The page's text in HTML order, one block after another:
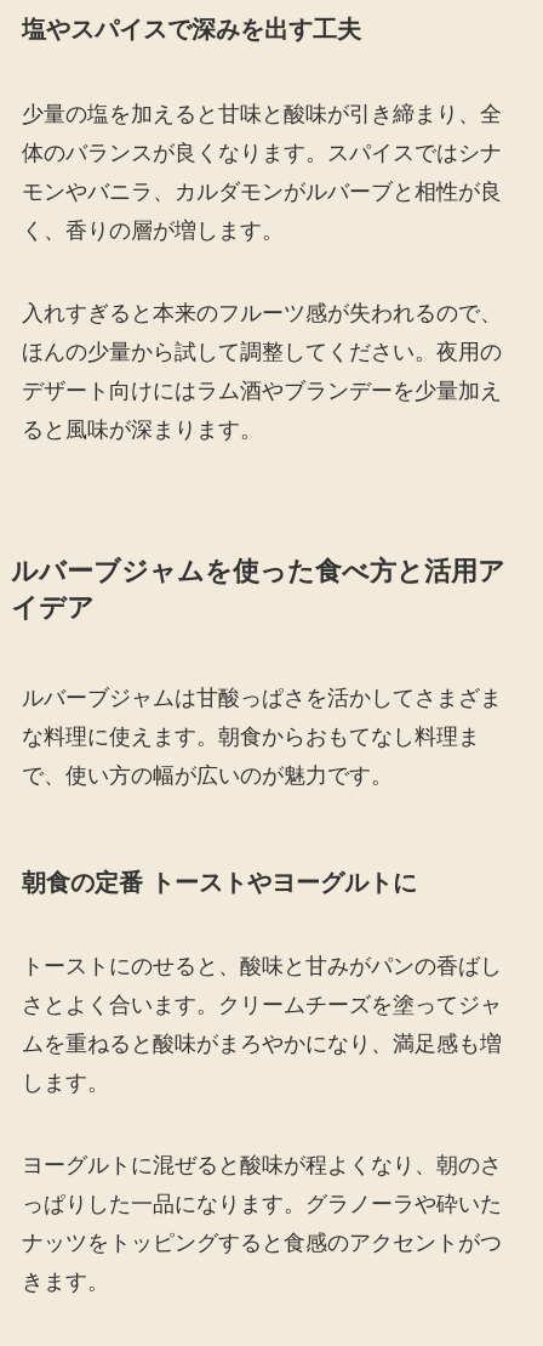
塩やスパイスで深みを出す工夫
少量の塩を加えると甘味と酸味が引き締まり、全
体のバランスが良くなります。スパイスではシナ
モンやバニラ、カルダモンがルバーブと相性が良
く、香りの層が増します。
入れすぎると本来のフルーツ感が失われるので、
ほんの少量から試して調整してください。夜用の
デザート向けにはラム酒やブランデーを少量加え
ると風味が深まります。
ルバーブジャムを使った食べ方と活用ア
イデア
ルバーブジャムは甘酸っぱさを活かしてさまざま
な料理に使えます。朝食からおもてなし料理ま
で、使い方の幅が広いのが魅力です。
朝食の定番 トーストやヨーグルトに
トーストにのせると、酸味と甘みがパンの香ばし
さとよく合います。クリームチーズを塗ってジャ
ムを重ねると酸味がまろやかになり、満足感も増
します。
ヨーグルトに混ぜると酸味が程よくなり、朝のさ
っぱりした一品になります。グラノーラや砕いた
ナッツをトッピングすると食感のアクセントがつ
きます。